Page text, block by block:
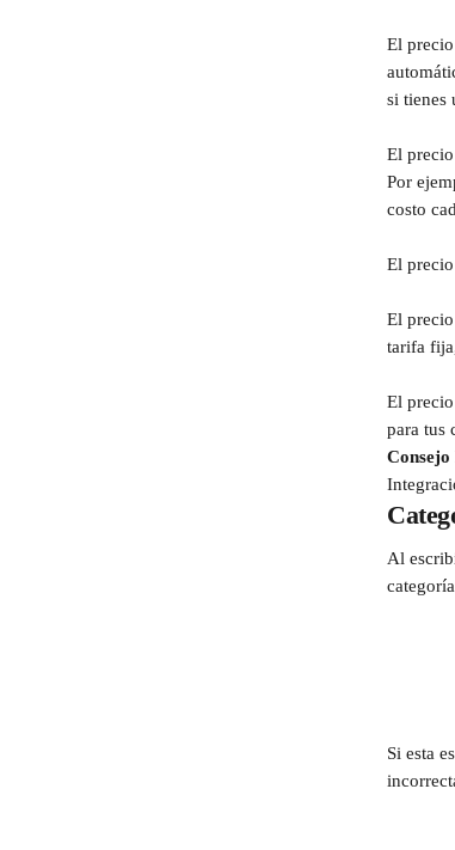
El
si tienes
El
Por
costo
El
El
tarifa
El
para tus
Al
Si esta